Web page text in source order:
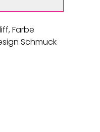
Farbe
Schmuck